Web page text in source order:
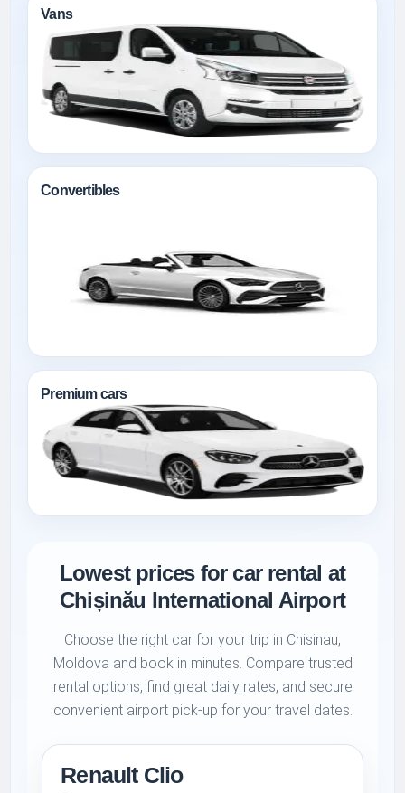
Vans
Convertibles
Premium cars
Lowest prices for car rental at
Chișinău International Airport
Choose the right car for your trip in Chisinau,
Moldova and book in minutes. Compare trusted
rental options, find great daily rates, and secure
convenient airport pick-up for your travel dates.
Renault Clio